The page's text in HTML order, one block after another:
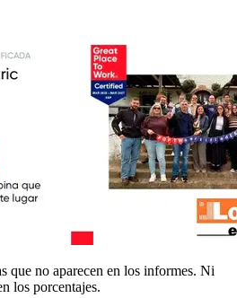
que no aparecen en los informes. Ni
los porcentajes.